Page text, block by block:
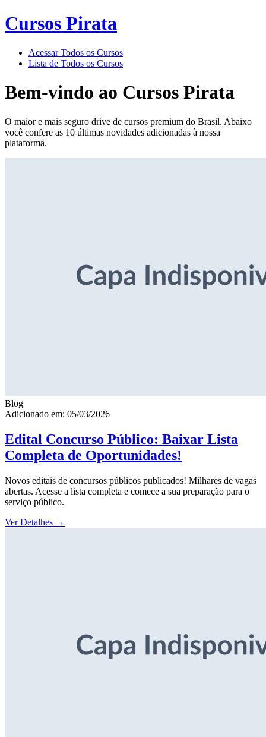
Cursos Pirata
Acessar Todos os Cursos
Lista de Todos os Cursos
Bem-vindo ao Cursos Pirata
O maior e mais seguro drive de cursos premium do Brasil. Abaixo
você confere as 10 últimas novidades adicionadas à nossa
plataforma.
Blog
Adicionado em: 05/03/2026
Edital Concurso Público: Baixar Lista
Completa de Oportunidades!
Novos editais de concursos públicos publicados! Milhares de vagas
abertas. Acesse a lista completa e comece a sua preparação para o
serviço público.
Ver Detalhes →